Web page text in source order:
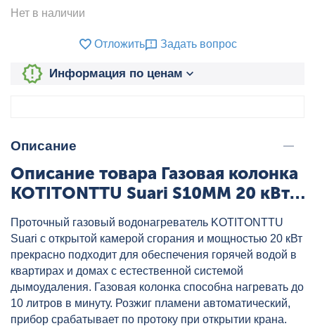
Нет в наличии
Отложить Задать вопрос
Информация по ценам
Описание
Описание товара Газовая колонка
KOTITONTTU Suari S10MM 20 кВт,
артикул: Suari S10MM
Проточный газовый водонагреватель KOTITONTTU
Suari с открытой камерой сгорания и мощностью 20 кВт
прекрасно подходит для обеспечения горячей водой в
квартирах и домах с естественной системой
дымоудаления. Газовая колонка способна нагревать до
10 литров в минуту. Розжиг пламени автоматический,
прибор срабатывает по протоку при открытии крана.